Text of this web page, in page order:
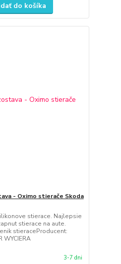
do košíka
- Oximo stierače Skoda
stierace. Najlepsie
stierace na aute.
stieraceProducent:
WYCIERA
3-7 dni